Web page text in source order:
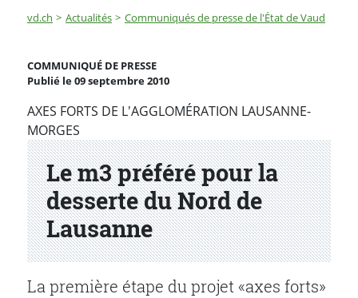
Fil d'Ariane
vd.ch Actualités Communiqués de presse de l'État de Vaud
Le m3 préféré pour la desserte du Nord de Lausanne
Le m3 préféré pour la
desserte du Nord de
Lausanne
COMMUNIQUÉ DE PRESSE
Publié le 09 septembre 2010
Partenaire(s)
AXES FORTS DE L'AGGLOMÉRATION LAUSANNE-
MORGES
La première étape du projet «axes forts»